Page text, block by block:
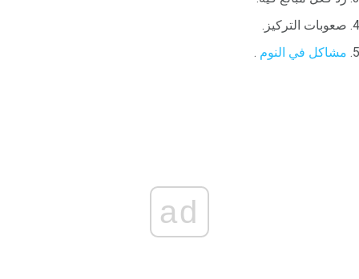
صعوبات التركيز.
مشاكل في النوم .
ad